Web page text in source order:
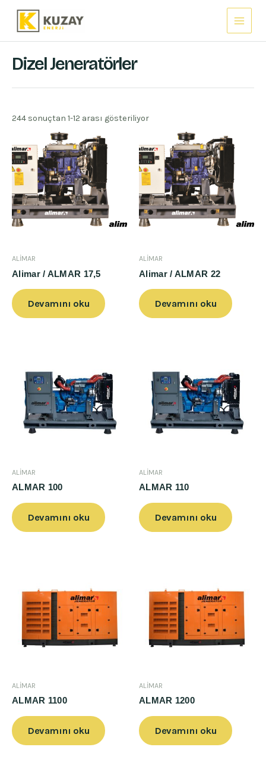
Main
Menu
Dizel Jeneratörler
244 sonuçtan 1-12 arası gösteriliyor
ALİMAR
Alimar / ALMAR 17,5
Devamını oku
ALİMAR
Alimar / ALMAR 22
Devamını oku
ALİMAR
ALMAR 100
Devamını oku
ALİMAR
ALMAR 110
Devamını oku
ALİMAR
ALMAR 1100
Devamını oku
ALİMAR
ALMAR 1200
Devamını oku